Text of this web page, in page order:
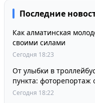
Последние
Как алматинская
своими силами
Сегодня 18:23
От улыбки в
пункта: фоторепортаж
Сегодня 18:22